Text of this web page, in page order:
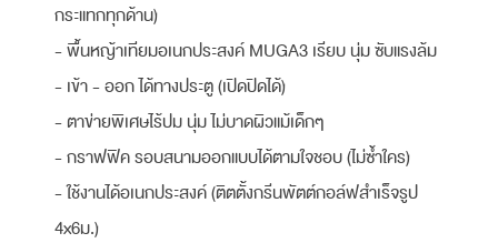
กระแทกทุกด้าน)
- พื้นหญ้าเทียมอเนกประสงค์ MUGA3 เรียบ นุ่ม ซับแรงล้ม
- เข้า - ออก ได้ทางประตู (เปิดปิดได้)
- ตาข่ายพิเศษไร้ปม นุ่ม ไม่บาดผิวแม้เด็กๆ
- กราฟฟิค รอบสนามออกแบบได้ตามใจชอบ (ไม่ซ้ำใคร)
- ใช้งานได้อเนกประสงค์ (ติตตั้งกรีนพัตต์กอล์ฟสำเร็จรูป
4x6ม.)